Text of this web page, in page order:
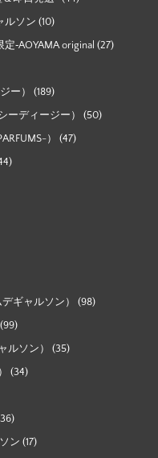
ルソン (10)
‐AOYAMA original (27)
ー） (189)
ーディージー） (50)
） (47)
ギャルソン） (98)
(99)
ルソン） (35)
(34)
ン (17)